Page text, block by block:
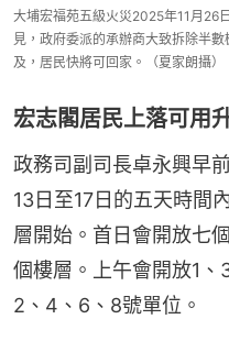
大埔宏福苑五級火災2025年11月26
見，政府委派的承辦商大致拆除半
及，居民快將可回家。（夏家朗攝）
宏志閣居民上落可
政務司副司長卓永興早
13日至17日的五天時間
層開始。首日會開放七
個樓層。上午會開放1
2、4、6、8號單位。